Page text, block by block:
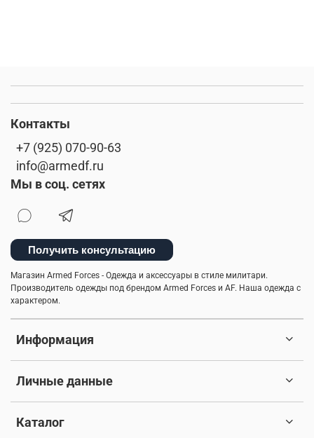
Информация
Личные данные
Каталог
Контакты
+7 (925) 070-90-63
info@armedf.ru
Мы в соц. сетях
Получить консультацию
Магазин Armed Forces - Одежда и аксессуары в стиле милитари.
Производитель одежды под брендом Armed Forces и AF. Наша одежда с
характером.